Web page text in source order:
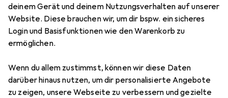
deinem Gerät und deinem Nutzungsverhalten auf unserer
Website. Diese brauchen wir, um dir bspw. ein sicheres
Login und Basisfunktionen wie den Warenkorb zu
ermöglichen.
Wenn du allem zustimmst, können wir diese Daten
darüber hinaus nutzen, um dir personalisierte Angebote
zu zeigen, unsere Webseite zu verbessern und gezielte
8 Bilder
Morphy RichardsAccents
Filterkaffeemaschine
Bewertungen Marke
Mehr von Morphy
Richards